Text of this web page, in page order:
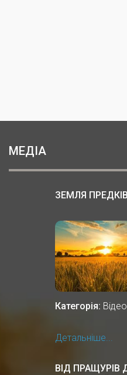
МЕДІА
ЗЕМЛЯ ПРЕДКІВ
Категорія: Відео
Детальніше...
ВІД ПРАЩУРІВ